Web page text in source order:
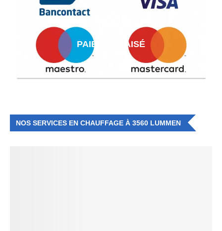
PAIEMENT AISÉ
NOS SERVICES EN CHAUFFAGE À 3560 LUMMEN